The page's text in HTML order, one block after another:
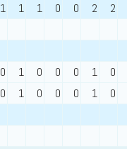
1 1 1 0 0 2 2
0 1 0 0 0 1 0
0 1 0 0 0 1 0